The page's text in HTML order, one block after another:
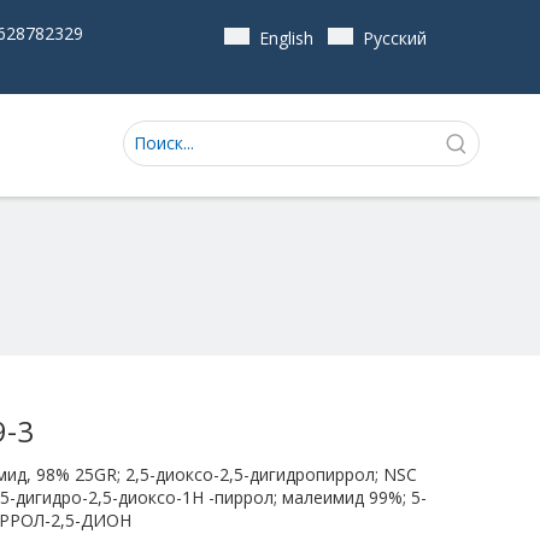
English Pусский
3
98% 25GR; 2,5-диоксо-2,5-дигидропиррол; NSC
дигидро-2,5-диоксо-1H -пиррол; малеимид 99%; 5-
2,5-ДИОН